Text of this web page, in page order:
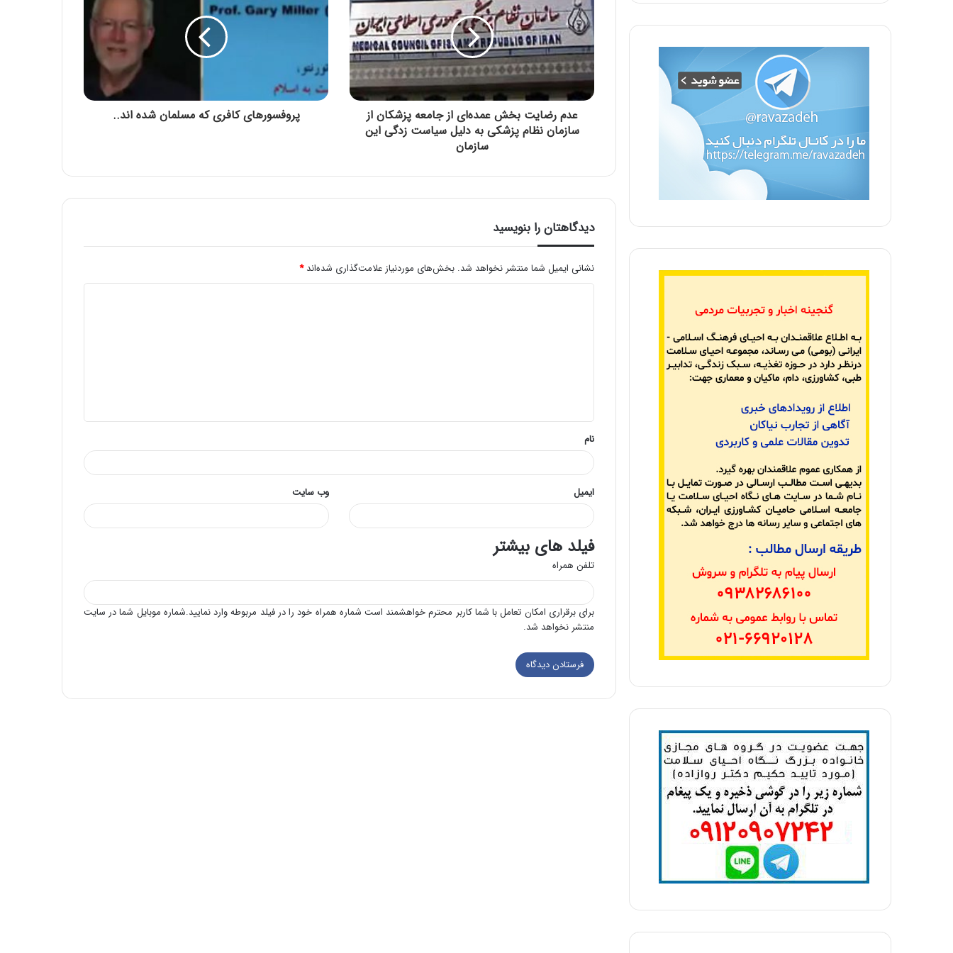
ترشحات پشت حلق چه عوارضی به دنبال
چای اکلیل کوهی
سائیدگی مفاصل( آرتروز )
بسیار مضر می باشد
عدم رضایت بخش عمده‌ای از جامعه پزشکان از
سازمان نظام پزشکی به دلیل سیاست‌ زدگی این
سازمان
پروفسورهای کافری که مسلمان شده اند..
دیدگاهتان را بنویسید
نشانی ایمیل شما منتشر نخواهد شد. بخش‌های موردنیاز علامت‌گذاری شده‌اند*
*
نام
ایمیل وب‌ سایت
فیلد های بیشتر
تلفن همراه
برای برقراری امکان تعامل با شما کاربر محترم خواهشمند است شماره همراه خود را در فیلد مربوطه وارد نمایید.شماره موبایل شما در سایت
منتشر نخواهد شد.